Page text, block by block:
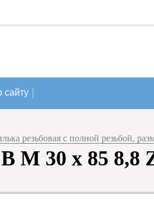
сайту
резьбовая с полной резьбой,
M 30 х 85 8,8